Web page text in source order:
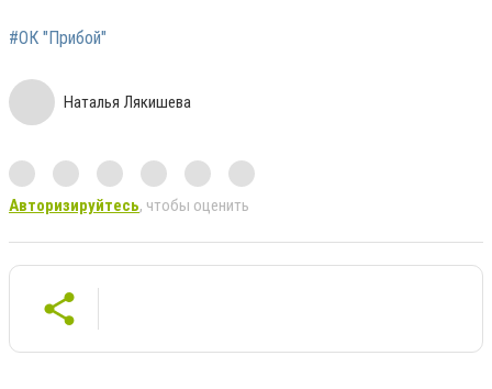
#ОК "Прибой"
Наталья Лякишева
Авторизируйтесь, чтобы оценить